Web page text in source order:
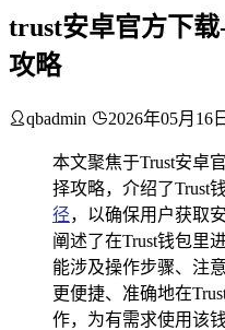
trust安卓官方下
攻略
qbadmin 2026年05月16
本文聚焦于Trust安卓
择攻略，介绍了Trust
径，以确保用户获取
阐述了在Trust钱包里
能涉及操作步骤、注
更便捷、准确地在
作，为有需求使用该